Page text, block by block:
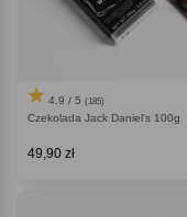
4.9 / 5 (185)
Czekolada Jack Daniel's 100g
49,90 zł